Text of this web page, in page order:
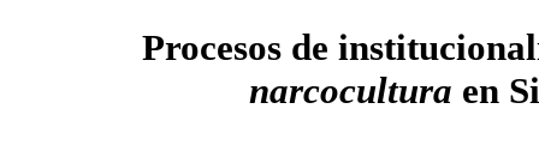
Procesos de
narcocultura en